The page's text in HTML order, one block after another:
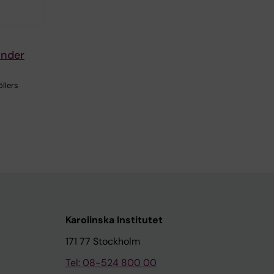
Karolinska Institutet
171 77 Stockholm
Tel: 08-524 800 00